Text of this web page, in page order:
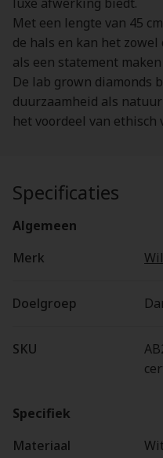
Met een lengte van 45
de hals en kan het
als een statement
De lab grown diamonds
duurzaamheid als
het voordeel van
Specificaties
Algemeen
Merk
Doelgroep
SKU
Specifiek
Materiaal